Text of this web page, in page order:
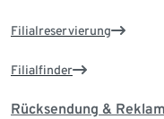
Filialreservierung
Filialfinder
Rücksendung &